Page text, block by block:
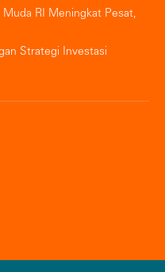
RI Meningkat Pesat,
Strategi Investasi